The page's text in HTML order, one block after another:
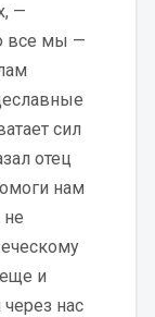
—
все мы —
сил
отец
нам
не
и
нас